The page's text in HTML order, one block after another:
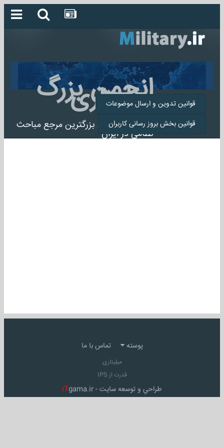
انجمن بزرگ
میلیتاری
انجمن میلیتاری بزرگترین مرجع مباحث
نظامی در ایران
قوانین تدوین و ارسال موضوعات
قوانین بخش بروز رسانی کاربران
پوسته تماس با ما
میلیتاری
قدرت از IPS
طراحي و توسعه سايت - iTgama.ir